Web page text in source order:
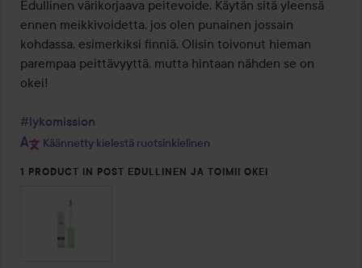
5
Edullinen värikorjaava peitevoide. Käytän sitä yleensä
ennen meikkivoidetta, jos olen punainen jossain
kohdassa, esimerkiksi finniä. Olisin toivonut hieman
parempaa peittävyyttä, mutta hintaan nähden se on
okei!
#lykomission
Käännetty kielestä ruotsinkielinen
1 PRODUCT IN POST EDULLINEN JA TOIMII OKEI